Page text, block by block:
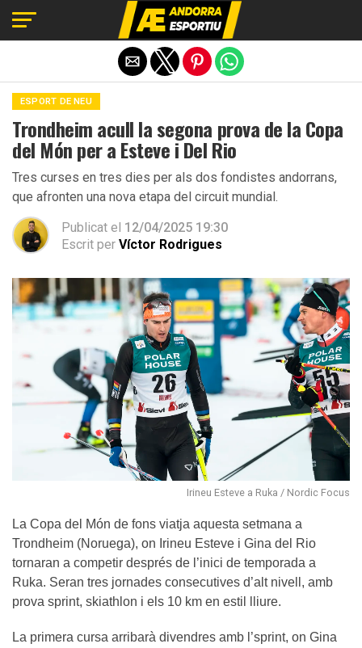
ESPORT DE NEU
Trondheim acull la segona prova de la Copa
del Món per a Esteve i Del Rio
Tres curses en tres dies per als dos fondistes andorrans,
que afronten una nova etapa del circuit mundial.
Publicat el 12/04/2025 19:30
Escrit per Víctor Rodrigues
Irineu Esteve a Ruka / Nordic Focus
La Copa del Món de fons viatja aquesta setmana a
Trondheim (Noruega), on Irineu Esteve i Gina del Rio
tornaran a competir després de l’inici de temporada a
Ruka. Seran tres jornades consecutives d’alt nivell, amb
prova sprint, skiathlon i els 10 km en estil lliure.
La primera cursa arribarà divendres amb l’sprint, on Gina
Exit mobile version